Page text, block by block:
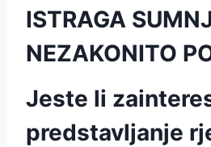
ISTRAGA
NEZAKONITO
Jeste li
predstavljanje